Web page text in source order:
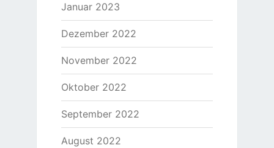
Januar 2023
Dezember 2022
November 2022
Oktober 2022
September 2022
August 2022